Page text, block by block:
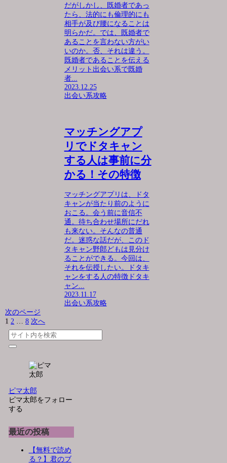
だがしかし、既婚者であっ
たら、法的にも倫理的にも
相手が及び腰になることは
明らかだ。では、既婚者で
あることを言わない方がい
いのか。否、それは違う。
既婚者であることを伝える
メリット出会い系で既婚
者...
2023.12.25
出会い系攻略
マッチングアプ
リでドタキャン
する人は事前に分
かる！その特徴
マッチングアプリは、ドタ
キャンが当たり前のように
おこる。会う前に音信不
通。待ち合わせ場所にだれ
も来ない。そんなの普通
だ。迷惑な話だが、このド
タキャン野郎どもは見分け
ることができる。今回は、
それを伝授したい。ドタキ
ャンをする人の特徴ドタキ
ャン...
2023.11.17
出会い系攻略
次のページ
1 2 … 8 次へ
ピマ太郎
ピマ太郎をフォロー
する
最近の投稿
【無料で読め
る？】君のブ